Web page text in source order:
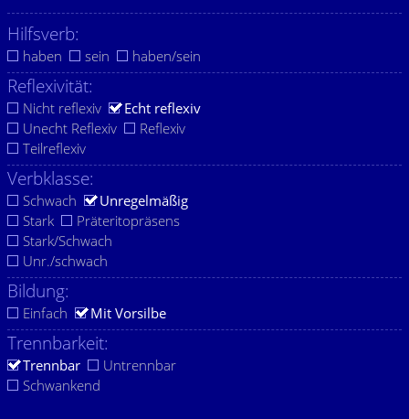
Hilfsverb:
haben sein haben/sein
Reflexivität:
Nicht reflexiv
Echt reflexiv
Unecht Reflexiv
Reflexiv
Teilreflexiv
Verbklasse:
Schwach
Unregelmäßig
Stark
Präteritopräsens
Stark/Schwach
Unr./schwach
Bildung:
Einfach Mit Vorsilbe
Trennbarkeit:
Trennbar
Untrennbar
Schwankend